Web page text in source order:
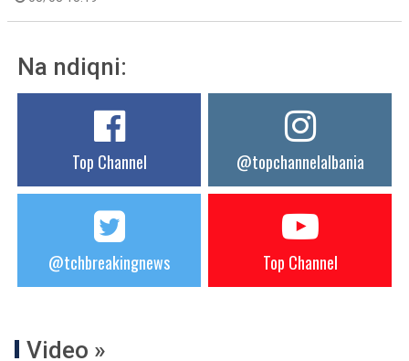
Na ndiqni:
Top Channel @topchannelalbania
@tchbreakingnews Top Channel
Video »